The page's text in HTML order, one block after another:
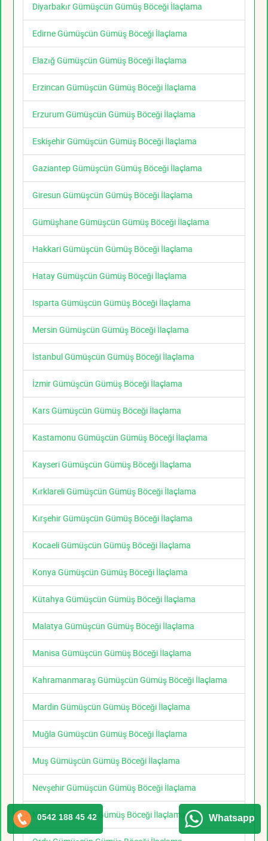
Diyarbakır Gümüşcün Gümüş Böceği İlaçlama
Edirne Gümüşcün Gümüş Böceği İlaçlama
Elazığ Gümüşcün Gümüş Böceği İlaçlama
Erzincan Gümüşcün Gümüş Böceği İlaçlama
Erzurum Gümüşcün Gümüş Böceği İlaçlama
Eskişehir Gümüşcün Gümüş Böceği İlaçlama
Gaziantep Gümüşcün Gümüş Böceği İlaçlama
Giresun Gümüşcün Gümüş Böceği İlaçlama
Gümüşhane Gümüşcün Gümüş Böceği İlaçlama
Hakkari Gümüşcün Gümüş Böceği İlaçlama
Hatay Gümüşcün Gümüş Böceği İlaçlama
Isparta Gümüşcün Gümüş Böceği İlaçlama
Mersin Gümüşcün Gümüş Böceği İlaçlama
İstanbul Gümüşcün Gümüş Böceği İlaçlama
İzmir Gümüşcün Gümüş Böceği İlaçlama
Kars Gümüşcün Gümüş Böceği İlaçlama
Kastamonu Gümüşcün Gümüş Böceği İlaçlama
Kayseri Gümüşcün Gümüş Böceği İlaçlama
Kırklareli Gümüşcün Gümüş Böceği İlaçlama
Kırşehir Gümüşcün Gümüş Böceği İlaçlama
Kocaeli Gümüşcün Gümüş Böceği İlaçlama
Konya Gümüşcün Gümüş Böceği İlaçlama
Kütahya Gümüşcün Gümüş Böceği İlaçlama
Malatya Gümüşcün Gümüş Böceği İlaçlama
Manisa Gümüşcün Gümüş Böceği İlaçlama
Kahramanmaraş Gümüşcün Gümüş Böceği İlaçlama
Mardin Gümüşcün Gümüş Böceği İlaçlama
Muğla Gümüşcün Gümüş Böceği İlaçlama
Muş Gümüşcün Gümüş Böceği İlaçlama
Nevşehir Gümüşcün Gümüş Böceği İlaçlama
Niğde Gümüşcün Gümüş Böceği İlaçlama
0542 188 45 42 Whatsapp